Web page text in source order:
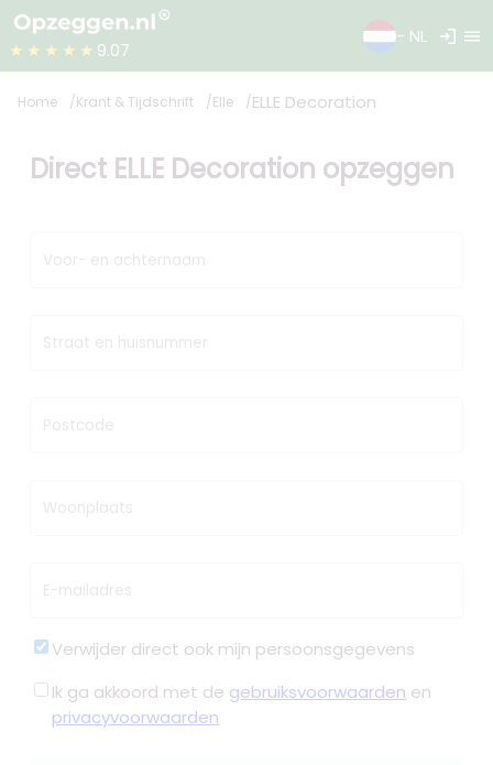
★★★★★ 9.07
- NL login menu
Home Krant & Tijdschrift Elle ELLE Decoration
Direct ELLE Decoration opzeggen
Voor- en achternaam
Straat en huisnummer
Postcode
Woonplaats
E-mailadres
Verwijder direct ook mijn persoonsgegevens
Ik ga akkoord met de gebruiksvoorwaarden en
privacyvoorwaarden